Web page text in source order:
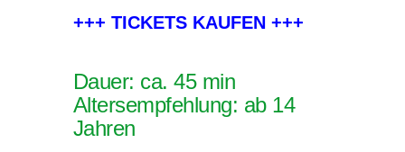
+++ TICKETS KAUFEN +++
Dauer: ca. 45 min
Altersempfehlung: ab 14
Jahren